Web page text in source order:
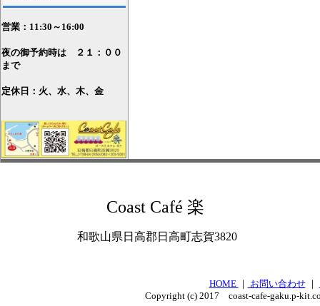
営業：11:30～16:00
夜の御予約時は ２１：００
まで
定休日：火、水、木、金
Coast Café 楽
和歌山県日高郡日高町志賀3820
HOME ｜ お問い合わせ｜
Copyright (c) 2017 coast-cafe-gaku.p-